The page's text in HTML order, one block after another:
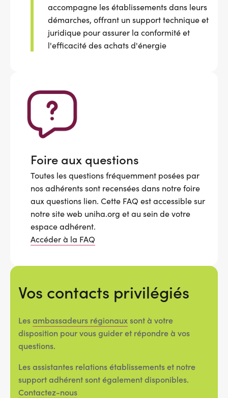
accompagne les établissements dans leurs
démarches, offrant un support technique et
juridique pour assurer la conformité et
l'efficacité des achats d'énergie
Foire aux questions
Toutes les questions fréquemment posées par
nos adhérents sont recensées dans notre foire
aux questions lien. Cette FAQ est accessible sur
notre site web uniha.org et au sein de votre
espace adhérent.
Accéder à la FAQ
Vos contacts privilégiés
Lesambassadeurs régionaux sont à votre
disposition pour vous guider et répondre à vos
questions.
Les assistantes relations établissements et notre
support adhérent sont également disponibles.
Contactez-nous